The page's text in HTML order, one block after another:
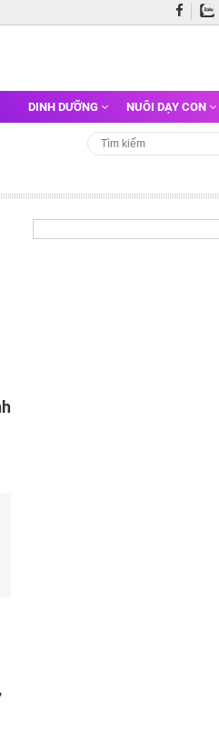
DINH DƯỠNG NUÔI DẠY CON
,